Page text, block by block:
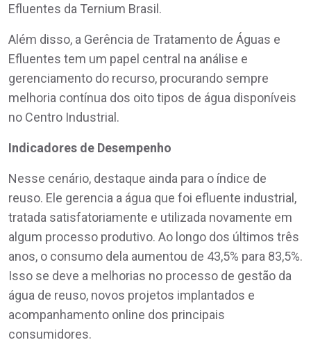
Efluentes da Ternium Brasil.
Além disso, a Gerência de Tratamento de Águas e
Efluentes tem um papel central na análise e
gerenciamento do recurso, procurando sempre
melhoria contínua dos oito tipos de água disponíveis
no Centro Industrial.
Indicadores de Desempenho
Nesse cenário, destaque ainda para o índice de
reuso. Ele gerencia a água que foi efluente industrial,
tratada satisfatoriamente e utilizada novamente em
algum processo produtivo. Ao longo dos últimos três
anos, o consumo dela aumentou de 43,5% para 83,5%.
Isso se deve a melhorias no processo de gestão da
água de reuso, novos projetos implantados e
acompanhamento online dos principais
consumidores.